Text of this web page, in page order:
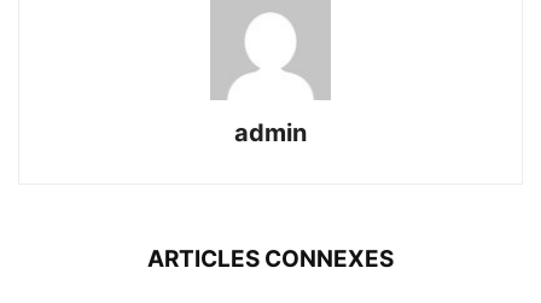
admin
ARTICLES CONNEXES